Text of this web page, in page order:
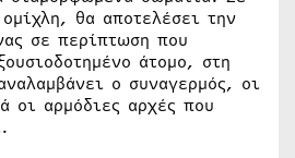
θα αποτελέσει την
σε περίπτωση που
άτομο, στη
ο συναγερμός, οι
οι αρμόδιες αρχές που